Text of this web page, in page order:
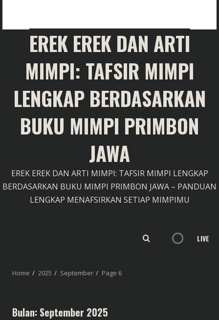
EREK EREK DAN ARTI
MIMPI: TAFSIR MIMPI
LENGKAP BERDASARKAN
BUKU MIMPI PRIMBON
JAWA
EREK EREK DAN ARTI MIMPI: TAFSIR MIMPI LENGKAP
BERDASARKAN BUKU MIMPI PRIMBON JAWA – PANDUAN
LENGKAP MENAFSIRKAN SETIAP MIMPIMU
LIVE
Home 2025 September Page 6
Bulan: September 2025